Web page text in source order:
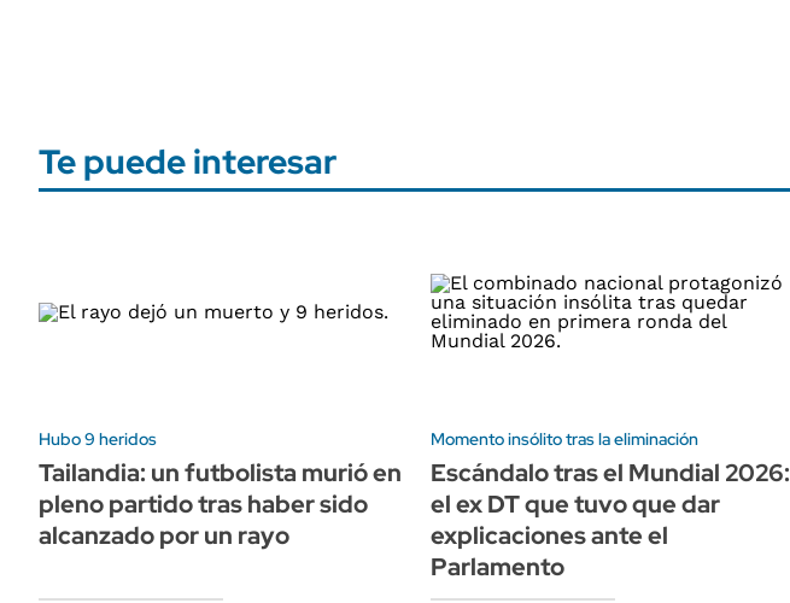
Te puede interesar
Hubo 9 heridos
Tailandia: un futbolista murió en
pleno partido tras haber sido
alcanzado por un rayo
Momento insólito tras la eliminación
Escándalo tras el Mundial 2026:
el ex DT que tuvo que dar
explicaciones ante el
Parlamento